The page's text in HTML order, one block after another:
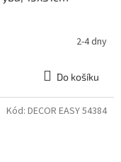
2-4 dny
Do košíku
Kód: DECOR EASY 54384